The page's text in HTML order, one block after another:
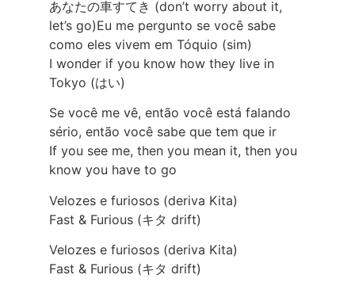
あなたの車すてき (don’t worry about it,
let’s go)Eu me pergunto se você sabe
como eles vivem em Tóquio (sim)
I wonder if you know how they live in
Tokyo (はい)
Se você me vê, então você está falando
sério, então você sabe que tem que ir
If you see me, then you mean it, then you
know you have to go
Velozes e furiosos (deriva Kita)
Fast & Furious (キタ drift)
Velozes e furiosos (deriva Kita)
Fast & Furious (キタ drift)